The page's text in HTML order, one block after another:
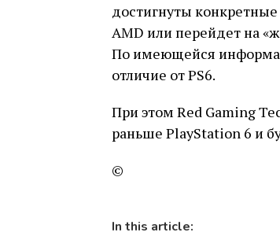
достигнуты
AMD или перейдет на
По имеющейся
отличие от PS6.
При этом Red Gaming
раньше PlayStation 6 и
©
In this article: